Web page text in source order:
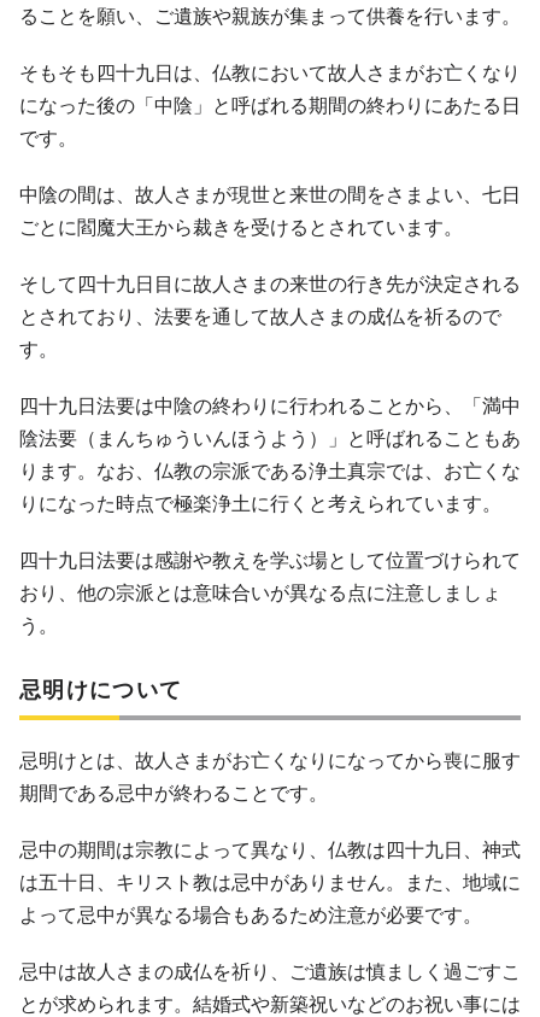
ることを願い、ご遺族や親族が集まって供養を行います。
そもそも四十九日は、仏教において故人さまがお亡くなり
になった後の「中陰」と呼ばれる期間の終わりにあたる日
です。
中陰の間は、故人さまが現世と来世の間をさまよい、七日
ごとに閻魔大王から裁きを受けるとされています。
そして四十九日目に故人さまの来世の行き先が決定される
とされており、法要を通して故人さまの成仏を祈るので
す。
四十九日法要は中陰の終わりに行われることから、「満中
陰法要（まんちゅういんほうよう）」と呼ばれることもあ
ります。なお、仏教の宗派である浄土真宗では、お亡くな
りになった時点で極楽浄土に行くと考えられています。
四十九日法要は感謝や教えを学ぶ場として位置づけられて
おり、他の宗派とは意味合いが異なる点に注意しましょ
う。
忌明けについて
忌明けとは、故人さまがお亡くなりになってから喪に服す
期間である忌中が終わることです。
忌中の期間は宗教によって異なり、仏教は四十九日、神式
は五十日、キリスト教は忌中がありません。また、地域に
よって忌中が異なる場合もあるため注意が必要です。
忌中は故人さまの成仏を祈り、ご遺族は慎ましく過ごすこ
とが求められます。結婚式や新築祝いなどのお祝い事には